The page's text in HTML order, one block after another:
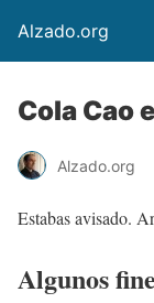
Alzado.org
Cola Cao
Alzado.org
Estabas avisado.
Algunos